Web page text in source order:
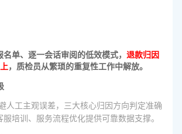
单、逐一会话审阅的低效模式， 退款归因
，质检员从繁琐的重复性工作中解放。
人工主观误差，三大核心归因方向判定准确
培训、服务流程优化提供可靠数据支撑。